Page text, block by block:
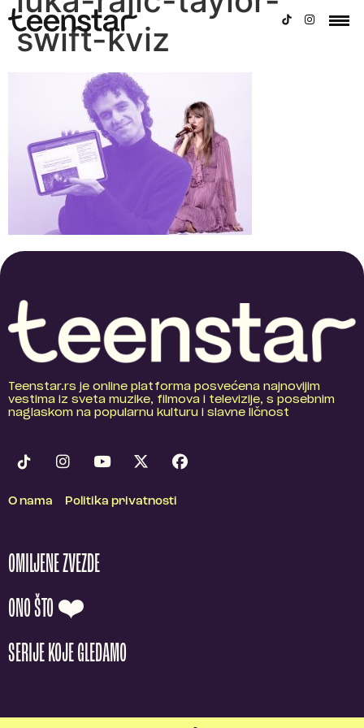
swift-kviz
Teenstar.rs je online platforma posvećena najnovijim
vestima iz sveta muzike, filmova i televizije, s posebnim
naglaskom na popularnu kulturu i slavne ličnost
O nama Politika privatnosti
OMILJENE ZVEZDE
ONO ŠTO ❤️
SERIJE KOJE GLEDAMO